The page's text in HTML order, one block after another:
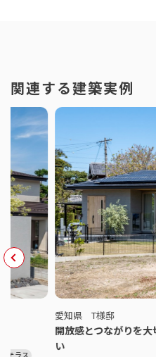
関連する建築実例
愛知県 T様邸
開放感とつながりを大切にし